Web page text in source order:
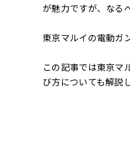
が魅力ですが、なる
東京マルイの電動ガ
この記事では東京マ
び方についても解説